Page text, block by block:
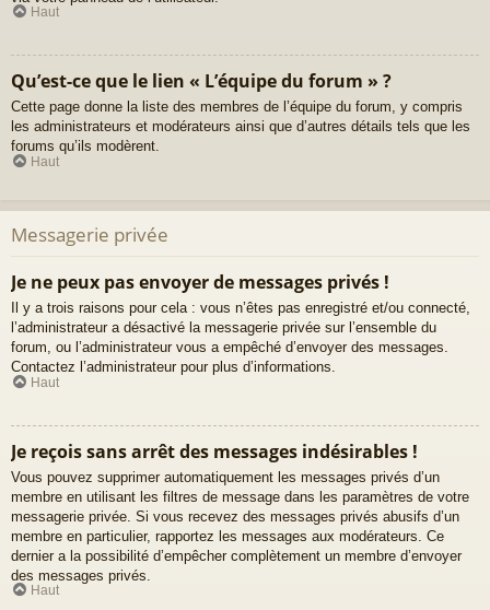
Haut
Qu’est-ce que le lien « L’équipe du forum » ?
Cette page donne la liste des membres de l’équipe du forum, y compris
les administrateurs et modérateurs ainsi que d’autres détails tels que les
forums qu’ils modèrent.
Haut
Messagerie privée
Je ne peux pas envoyer de messages privés !
Il y a trois raisons pour cela : vous n’êtes pas enregistré et/ou connecté,
l’administrateur a désactivé la messagerie privée sur l’ensemble du
forum, ou l’administrateur vous a empêché d’envoyer des messages.
Contactez l’administrateur pour plus d’informations.
Haut
Je reçois sans arrêt des messages indésirables !
Vous pouvez supprimer automatiquement les messages privés d’un
membre en utilisant les filtres de message dans les paramètres de votre
messagerie privée. Si vous recevez des messages privés abusifs d’un
membre en particulier, rapportez les messages aux modérateurs. Ce
dernier a la possibilité d’empêcher complètement un membre d’envoyer
des messages privés.
Haut